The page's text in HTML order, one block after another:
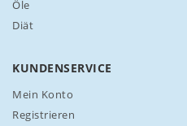
e
n
Öle
Diät
KUNDENSERVICE
Mein Konto
Registrieren